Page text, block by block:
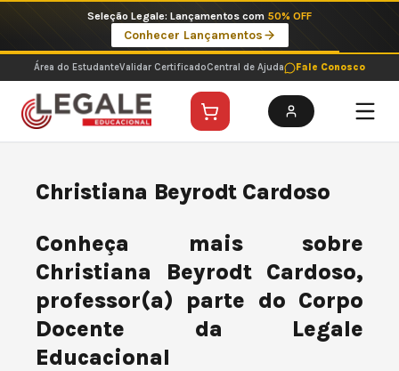
o
conteúdo
Seleção Legale: Lançamentos com 50% OFF
Conhecer Lançamentos
Área do EstudanteValidar CertificadoCentral de Ajuda Fale Conosco
Christiana Beyrodt Cardoso
Conheça mais sobre
Christiana Beyrodt Cardoso,
professor(a) parte do Corpo
Docente da Legale
Educacional